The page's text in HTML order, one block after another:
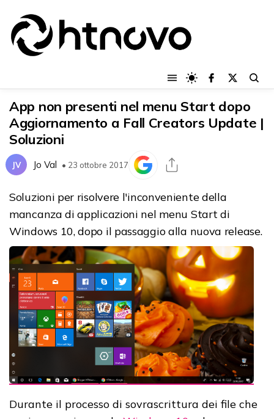
App non presenti nel menu Start dopo
Aggiornamento a Fall Creators Update |
Soluzioni
JV Jo Val • 23 ottobre 2017
Soluzioni per risolvere l'inconveniente della
mancanza di applicazioni nel menu Start di
Windows 10, dopo il passaggio alla nuova release.
Durante il processo di sovrascrittura dei file che